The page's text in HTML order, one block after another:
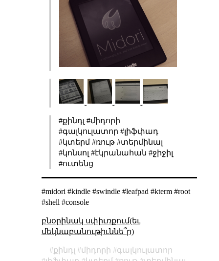
#քինդլ #միդորի
#գալկուլատոր #լիֆփադ
#կտերմ #ռութ #տերմինալ
#կոնսոլ #էկրանահան #ջիջիլ
#ուտենց
#midori #kindle #swindle #leafpad #kterm #root
#shell #console
բնօրինակ սփիւռքում(եւ
մեկնաբանութիւննե՞ր)
քինդլ միդորի
գալկուլատոր